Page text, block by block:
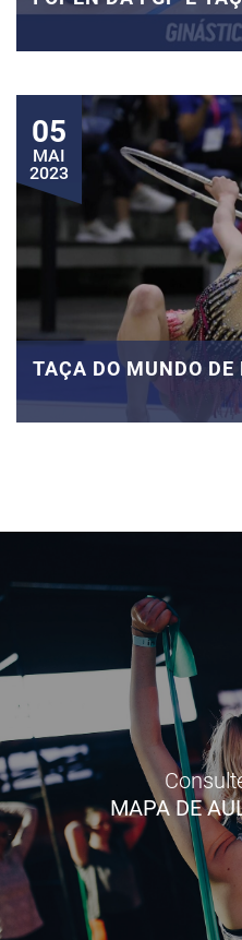
05
MAI
2023
TAÇA DO MUNDO DE
MAPA DE